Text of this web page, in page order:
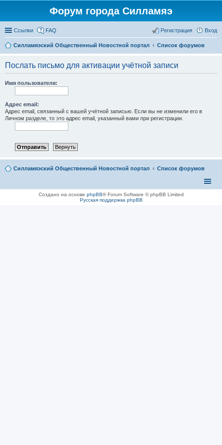
Форум города Силламяэ
Ссылки FAQ Вход
Регистрация
Силламяэский Общественный Новостной портал Список форумов
Послать письмо для активации учётной записи
Имя пользователя:
Адрес email:
Адрес email, связанный с вашей учётной записью. Если вы не изменили его в
Личном разделе, то это адрес email, указанный вами при регистрации.
Силламяэский Общественный Новостной портал Список форумов
Создано на основе phpBB® Forum Software © phpBB Limited
Русская поддержка phpBB